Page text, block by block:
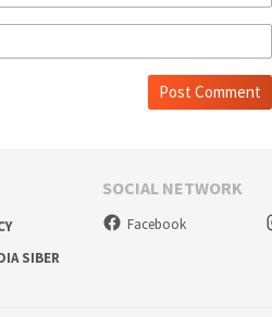
SIBER
SOCIAL NETWORK
Facebook